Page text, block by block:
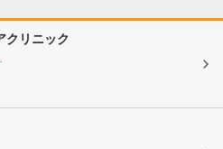
クリニック